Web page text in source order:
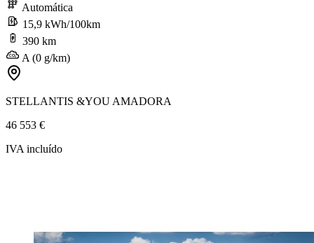
Automática
15,9 kWh/100km
390 km
A (0 g/km)
STELLANTIS &YOU AMADORA
46 553 €
IVA incluído